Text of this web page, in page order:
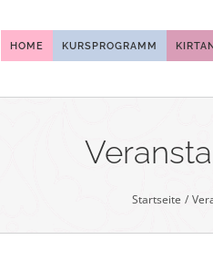
HOME KURSPROGRAMM
Startseite